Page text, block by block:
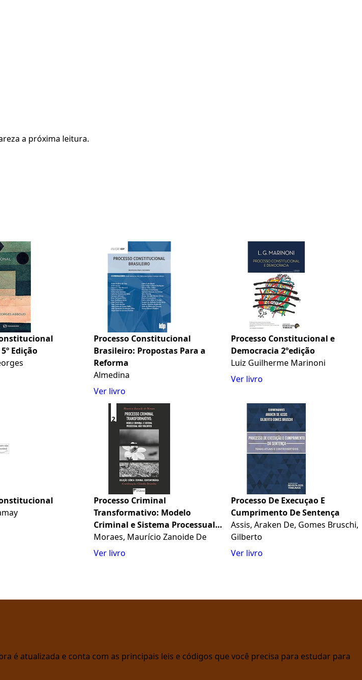
a próxima leitura.
Edição
Processo Constitucional
Brasileiro: Propostas Para a
Reforma
Almedina
Ver livro
Processo Constitucional e
Democracia 2ºedição
Luiz Guilherme Marinoni
Ver livro
Processo Criminal
Transformativo: Modelo
Criminal e Sistema Processual
Não Violentos
Moraes, Maurício Zanoide De
Ver livro
Processo De Execuçao E
Cumprimento De Sentença
Assis, Araken De, Gomes Bruschi,
Gilberto
Ver livro
é atualizada e conta com as principais leis e códigos que você precisa para estudar para